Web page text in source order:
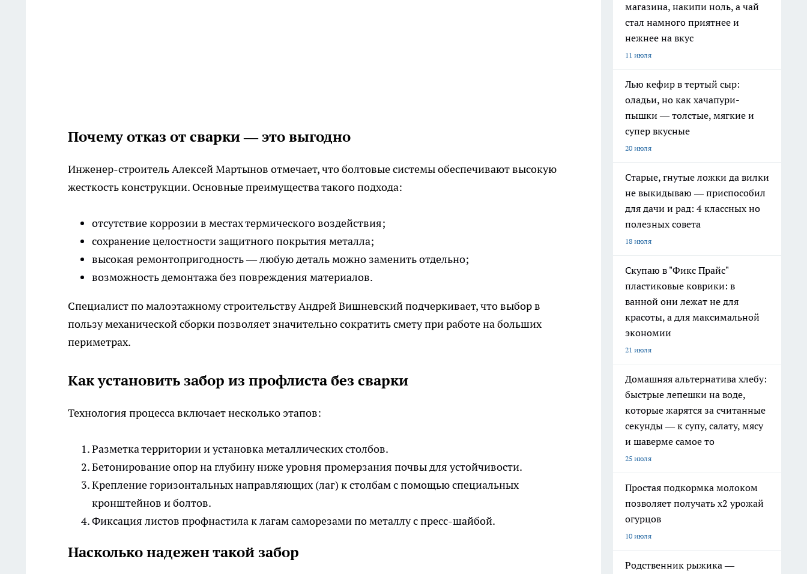
Почему отказ от сварки — это выгодно
Инженер-строитель Алексей Мартынов отмечает, что болтовые системы обеспечивают высокую
жесткость конструкции. Основные преимущества такого подхода:
отсутствие коррозии в местах термического воздействия;
сохранение целостности защитного покрытия металла;
высокая ремонтопригодность — любую деталь можно заменить отдельно;
возможность демонтажа без повреждения материалов.
Специалист по малоэтажному строительству Андрей Вишневский подчеркивает, что выбор в
пользу механической сборки позволяет значительно сократить смету при работе на больших
периметрах.
Как установить забор из профлиста без сварки
Технология процесса включает несколько этапов:
Разметка территории и установка металлических столбов.
Бетонирование опор на глубину ниже уровня промерзания почвы для устойчивости.
Крепление горизонтальных направляющих (лаг) к столбам с помощью специальных
кронштейнов и болтов.
Фиксация листов профнастила к лагам саморезами по металлу с пресс-шайбой.
Насколько надежен такой забор
магазина, накипи ноль, а чай
стал намного приятнее и
нежнее на вкус
11 июля
Лью кефир в тертый сыр:
оладьи, но как хачапури-
пышки — толстые, мягкие и
супер вкусные
20 июля
Старые, гнутые ложки да вилки
не выкидываю — приспособил
для дачи и рад: 4 классных но
полезных совета
18 июля
Скупаю в "Фикс Прайс"
пластиковые коврики: в
ванной они лежат не для
красоты, а для максимальной
экономии
21 июля
Домашняя альтернатива хлебу:
быстрые лепешки на воде,
которые жарятся за считанные
секунды — к супу, салату, мясу
и шаверме самое то
25 июля
Простая подкормка молоком
позволяет получать х2 урожай
огурцов
10 июля
Родственник рыжика —